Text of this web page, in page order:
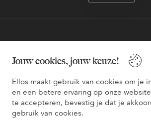
Jouw cookies, jouw keuze!
Ellos maakt gebruik van cookies om je
en een betere ervaring op onze
te accepteren, bevestig je dat je
gebruik van cookies.
Wil je meer weten over
onze